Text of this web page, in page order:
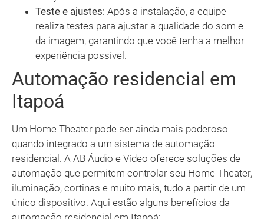
Teste e ajustes: Após a instalação, a equipe
realiza testes para ajustar a qualidade do som e
da imagem, garantindo que você tenha a melhor
experiência possível.
Automação residencial em
Itapoá
Um Home Theater pode ser ainda mais poderoso
quando integrado a um sistema de automação
residencial. A AB Áudio e Vídeo oferece soluções de
automação que permitem controlar seu Home Theater,
iluminação, cortinas e muito mais, tudo a partir de um
único dispositivo. Aqui estão alguns benefícios da